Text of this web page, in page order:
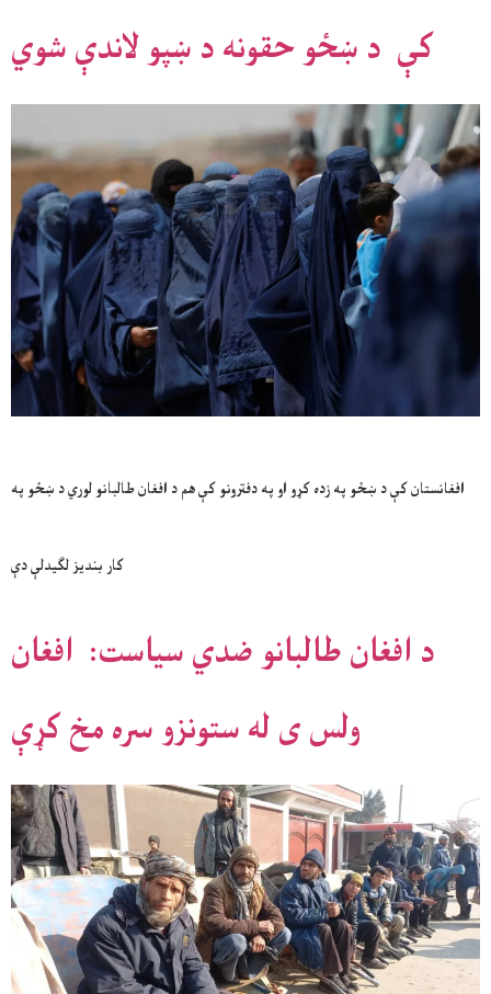
کې د ښځو حقونه د ښپو لاندې شوي
افغانستان کې د ښځو په زده کړو او په دفترونو کې هم د افغان طالبانو لوري د ښځو په
کار بندیز لګیدلې دې
د افغان طالبانو ضدي سیاست: افغان
ولس ی له ستونزو سره مخ کړې